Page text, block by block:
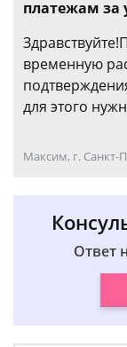
платежам за
временную
для этого
Максим, г. Санкт-
Ответ